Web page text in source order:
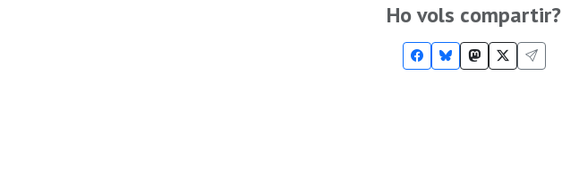
Ho vols compartir?